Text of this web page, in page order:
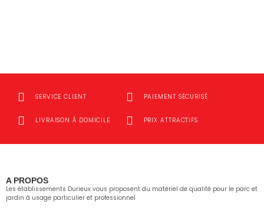
SERVICE CLIENT PAIEMENT SÉCURISÉ
LIVRAISON À DOMICILE PRIX ATTRACTIFS
A PROPOS
Les établissements Durieux vous proposent du matériel de qualité pour le parc et
jardin à usage particulier et professionnel